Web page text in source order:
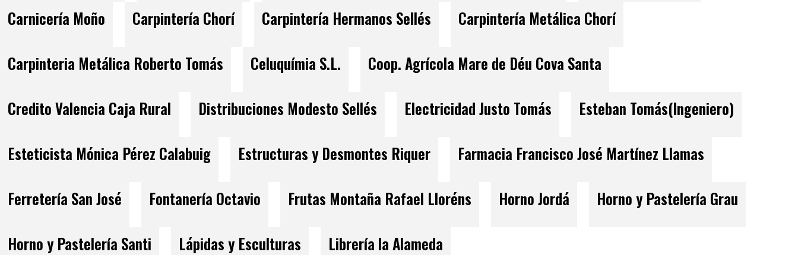
Carnicería Moño Carpintería Chorí Carpintería Hermanos Sellés Carpintería Metálica Chorí
Carpinteria Metálica Roberto Tomás Celuquímia S.L. Coop. Agrícola Mare de Déu Cova Santa
Credito Valencia Caja Rural Distribuciones Modesto Sellés Electricidad Justo Tomás Esteban Tomás(Ingeniero)
Esteticista Mónica Pérez Calabuig Estructuras y Desmontes Riquer Farmacia Francisco José Martínez Llamas
Ferretería San José Fontanería Octavio Frutas Montaña Rafael Lloréns Horno Jordá Horno y Pastelería Grau
Horno y Pastelería Santi Lápidas y Esculturas Librería la Alameda